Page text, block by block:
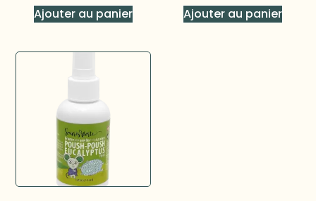
Ajouter au panier Ajouter au panier